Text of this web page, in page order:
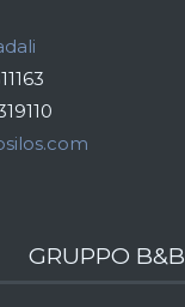
GRUPPO B&B